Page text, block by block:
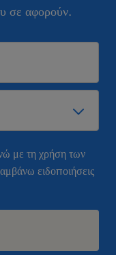
σε αφορούν.
με τη χρήση των
ειδοποιήσεις